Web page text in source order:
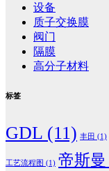
设备
质子交换膜
阀门
隔膜
高分子材料
标签
GDL (11) 丰田 (1)
工艺流程图 (1) 帝斯曼